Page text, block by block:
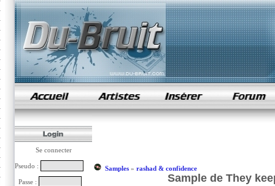
samples de rap
Se connecter
Pseudo :
Passe :
Samples» rashad & confidence
Sample de They